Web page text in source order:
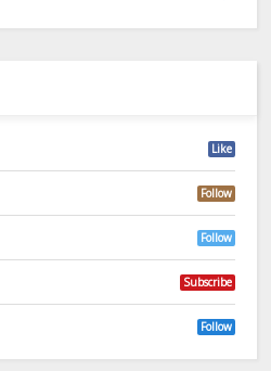
Like
Follow
Follow
Subscribe
Follow